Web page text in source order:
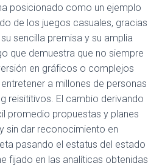
posicionado como un ejemplo
de los juegos casuales, gracias
sencilla premisa y su amplia
que demuestra que no siempre
en gráficos o complejos
a millones de personas
reisititivos. El cambio derivando
promedio propuestas y planes
sin dar reconocimiento en
pasando el estatus del estado
fijado en las analíticas obtenidas